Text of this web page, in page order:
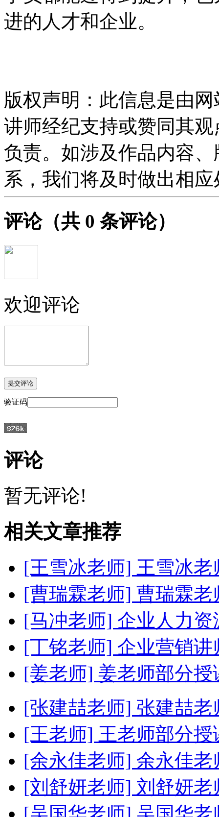
进的人才和企业。
版权声明：此信息是由
讲师经纪支持或赞同其
负责。如涉及作品内容
系，我们将及时做出相
评论（共 0 条评论）
欢迎评论
验证码
评论
暂无评论!
相关文章推荐
[王雪冰老师] 王雪冰老
[曹瑞霖老师] 曹瑞霖老
[马冲老师] 企业人力
[丁铭老师] 企业营销
[姜老师] 姜老师部分授
[张建喆老师] 张建喆老
[王老师] 王老师部分
[余永佳老师] 余永佳老
[刘舒妍老师] 刘舒妍老